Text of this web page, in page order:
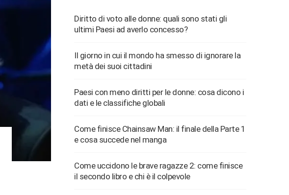
Diritto di voto alle donne: quali sono stati gli
ultimi Paesi ad averlo concesso?
Il giorno in cui il mondo ha smesso di ignorare la
metà dei suoi cittadini
Paesi con meno diritti per le donne: cosa dicono i
dati e le classifiche globali
Come finisce Chainsaw Man: il finale della Parte 1
e cosa succede nel manga
Come uccidono le brave ragazze 2: come finisce
il secondo libro e chi è il colpevole